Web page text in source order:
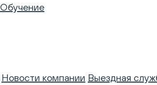
Обучение
Новости компании Выездная